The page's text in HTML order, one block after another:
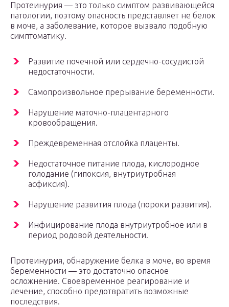
Протеинурия — это только симптом развивающейся
патологии, поэтому опасность представляет не белок
в моче, а заболевание, которое вызвало подобную
симптоматику.
Развитие почечной или сердечно-сосудистой
недостаточности.
Самопроизвольное прерывание беременности.
Нарушение маточно-плацентарного
кровообращения.
Преждевременная отслойка плаценты.
Недостаточное питание плода, кислородное
голодание (гипоксия, внутриутробная
асфиксия).
Нарушение развития плода (пороки развития).
Инфицирование плода внутриутробное или в
период родовой деятельности.
Протеинурия, обнаружение белка в моче, во время
беременности — это достаточно опасное
осложнение. Своевременное реагирование и
лечение, способно предотвратить возможные
последствия.